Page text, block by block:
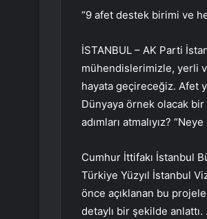
“9 afet destek birimi ve
İSTANBUL – AK Parti
mühendislerimizle, yerli
hayata geçireceğiz. Afet
Dünyaya örnek olacak
adımları atmalıyız?
Cumhur İttifakı İstanbul
Türkiye Yüzyıl İstanbul
önce açıklanan bu
detaylı bir şekilde